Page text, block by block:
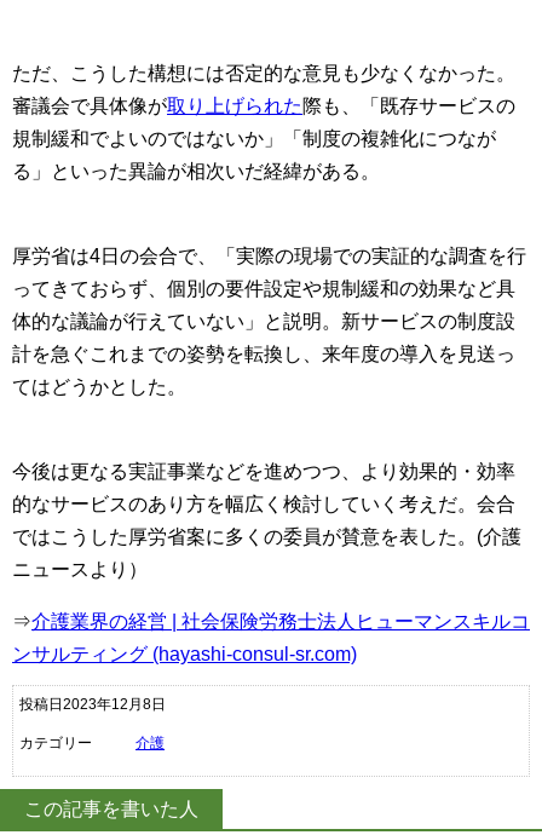
ただ、こうした構想には否定的な意見も少なくなかった。
審議会で具体像が取り上げられた際も、「既存サービスの
規制緩和でよいのではないか」「制度の複雑化につなが
る」といった異論が相次いだ経緯がある。
厚労省は4日の会合で、「実際の現場での実証的な調査を行
ってきておらず、個別の要件設定や規制緩和の効果など具
体的な議論が行えていない」と説明。新サービスの制度設
計を急ぐこれまでの姿勢を転換し、来年度の導入を見送っ
てはどうかとした。
今後は更なる実証事業などを進めつつ、より効果的・効率
的なサービスのあり方を幅広く検討していく考えだ。会合
ではこうした厚労省案に多くの委員が賛意を表した。(介護
ニュースより）
⇒介護業界の経営 | 社会保険労務士法人ヒューマンスキルコ
ンサルティング (hayashi-consul-sr.com)
投稿日2023年12月8日
カテゴリー 介護
この記事を書いた人